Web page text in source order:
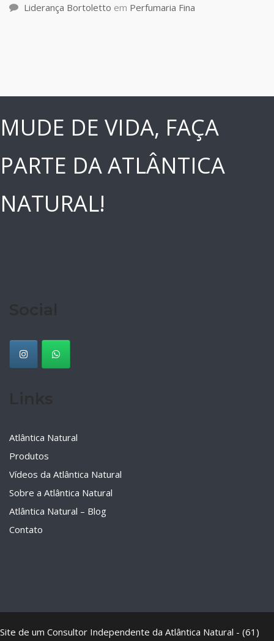
Liderança Bortoletto em Perfumaria Fina
MUDE DE VIDA, FAÇA
PARTE DA ATLÂNTICA
NATURAL!
Atlântica Natural
Produtos
Vídeos da Atlântica Natural
Sobre a Atlântica Natural
Atlântica Natural – Blog
Contato
Site de um Consultor Independente da Atlântica Natural - (61)